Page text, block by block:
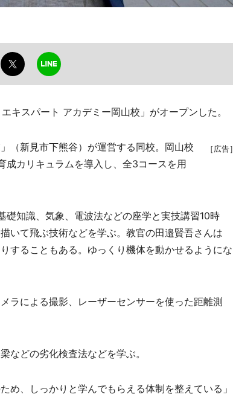
スパート アカデミー岡山校」がオープンした。
［広告］
（新見市下熊谷）が運営する同校。岡山校
成カリキュラムを導入し、全3コースを用
知識、気象、電波法などの座学と実技講習10時
いて飛ぶ技術などを学ぶ。教官の田邉賢吾さんは
することもある。ゆっくり機体を動かせるようにな
ラによる撮影、レーザーセンサーを使った距離測
どの劣化検査法などを学ぶ。
、しっかりと学んでもらえる体制を整えている」